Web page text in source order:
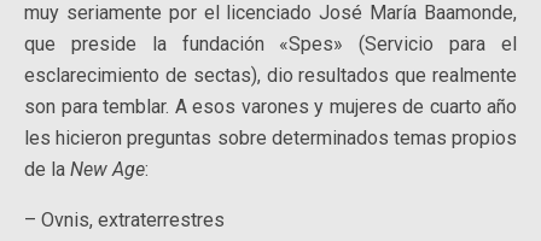
muy seriamente por el licenciado José María Baamonde,
que preside la fundación «Spes» (Servicio para el
esclarecimiento de sectas), dio resultados que realmente
son para temblar. A esos varones y mujeres de cuarto año
les hicieron preguntas sobre determinados temas propios
de la New Age:
– Ovnis, extraterrestres